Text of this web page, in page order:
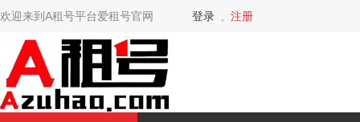
欢迎来到A租号平台爱租号官网 登录 注册